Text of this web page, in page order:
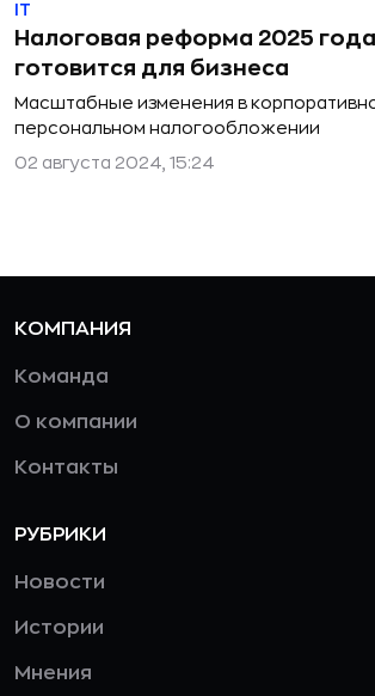
Налоговая реформа 2025
готовится для бизнеса
Масштабные изменения в
персональном налогообложении
IT
02 августа 2024, 15:24
КОМПАНИЯ
Команда
О компании
Контакты
РУБРИКИ
Новости
Истории
Мнения